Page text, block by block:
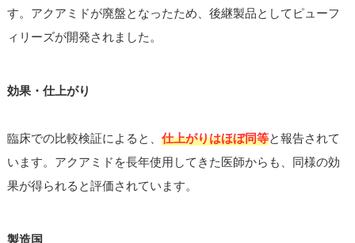
す。アクアミドが廃盤となったため、後継製品としてピューフ
ィリーズが開発されました。
効果・仕上がり
臨床での比較検証によると、 仕上がりはほぼ同等と報告されて
います。アクアミドを長年使用してきた医師からも、同様の効
果が得られると評価されています。
製造国